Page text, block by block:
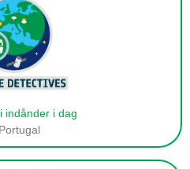
indånder i dag